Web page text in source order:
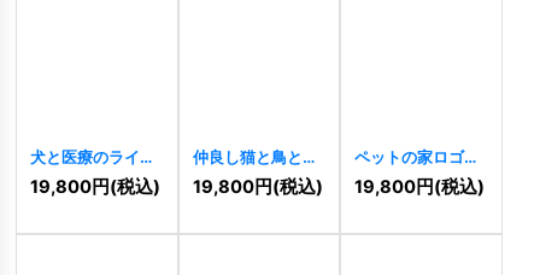
犬と医療のライン
アートロゴ
11225 ]
19,800円(税込)
仲良し猫と鳥とカ
ラフルな泡のロゴ
11222 ]
19,800円(税込)
ペットの家ロゴ
[11215]
19,800円(税込)